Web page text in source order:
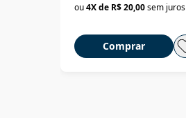
ou4X de R$ 20,00sem juros
Comprar